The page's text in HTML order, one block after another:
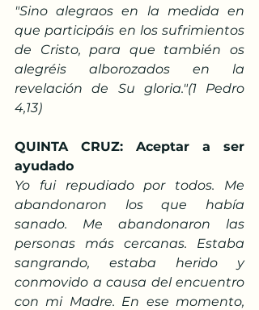
"Sino alegraos en la medida en
que participáis en los sufrimientos
de Cristo, para que también os
alegréis alborozados en la
revelación de Su gloria."(1 Pedro
4,13)
QUINTA CRUZ: Aceptar a ser
ayudado
Yo fui repudiado por todos. Me
abandonaron los que había
sanado. Me abandonaron las
personas más cercanas. Estaba
sangrando, estaba herido y
conmovido a causa del encuentro
con mi Madre. En ese momento,